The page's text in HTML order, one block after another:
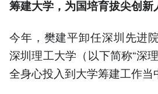
筹建大学，为国培育拔尖创新
今年，樊建平卸任深圳先进
深圳理工大学（以下简称“深
全身心投入到大学筹建工作当